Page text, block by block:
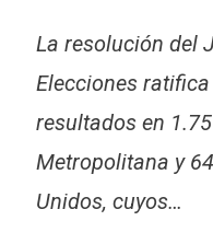
La resolución del
Elecciones
resultados en
Metropolitana y
Unidos, cuyos…